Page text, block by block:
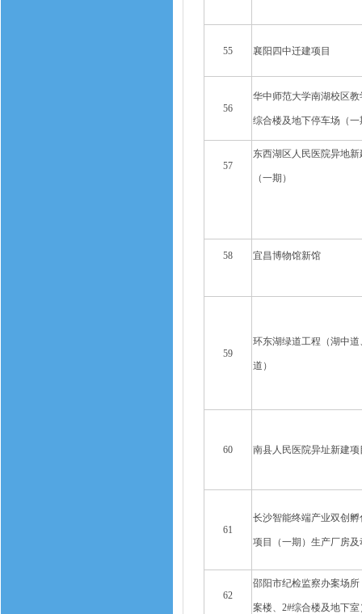
55 襄阳四中迁建项目
56
华中师范大学南湖校区教
综合楼及地下停车场（一
57
东西湖区人民医院异地新
（一期）
58 宜昌博物馆新馆
59
环东湖绿道工程（湖中道
道）
60 南县人民医院异址新建
61
长沙智能终端产业双创孵
项目（一期）生产厂房及
62
邵阳市纪检监察办案场所
案楼、2#综合楼及地下室